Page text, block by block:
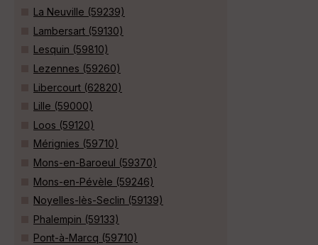
La Neuville (59239)
Lambersart (59130)
Lesquin (59810)
Lezennes (59260)
Libercourt (62820)
Lille (59000)
Loos (59120)
Mérignies (59710)
Mons-en-Baroeul (59370)
Mons-en-Pévèle (59246)
Noyelles-lès-Seclin (59139)
Phalempin (59133)
Pont-à-Marcq (59710)